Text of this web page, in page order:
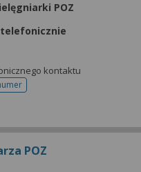
POZ
kontaktu
do rejestracji
POZ